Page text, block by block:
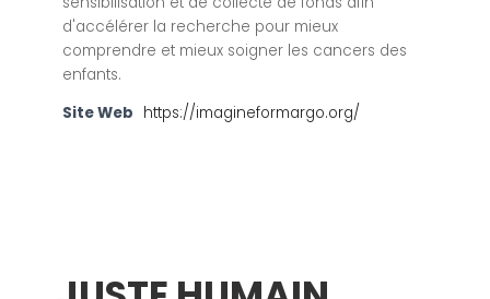
d'accélérer la recherche pour mieux
comprendre et mieux soigner les cancers des
enfants.
Site Web https://imagineformargo.org/